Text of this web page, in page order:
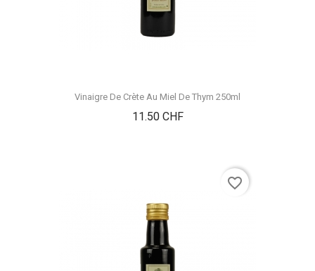
Vinaigre De Crète Au Miel De Thym 250ml
11.50 CHFPrix
favorite_border